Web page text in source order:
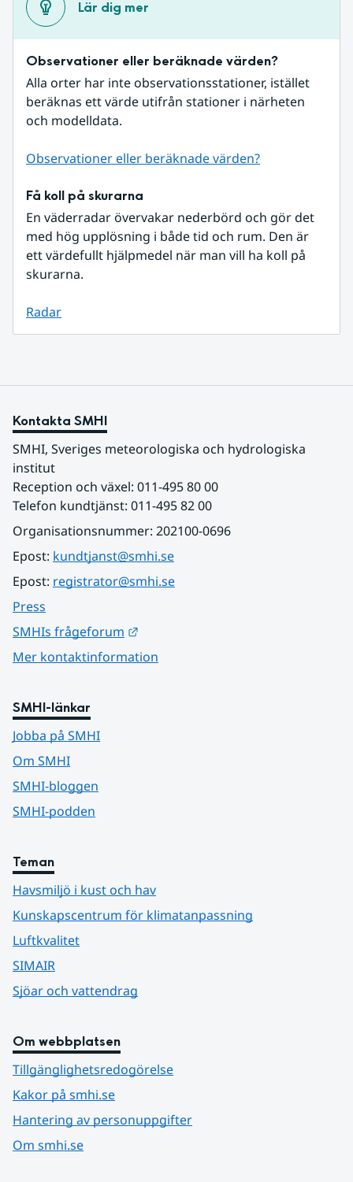
Lär dig mer
Observationer eller beräknade värden?
Alla orter har inte observationsstationer, istället
beräknas ett värde utifrån stationer i närheten
och modelldata.
Observationer eller beräknade värden?
Få koll på skurarna
En väderradar övervakar nederbörd och gör det
med hög upplösning i både tid och rum. Den är
ett värdefullt hjälpmedel när man vill ha koll på
skurarna.
Radar
Kontakta SMHI
SMHI, Sveriges meteorologiska och hydrologiska
institut
Reception och växel: 011-495 80 00
Telefon kundtjänst: 011-495 82 00
Organisationsnummer: 202100-0696
Epost: kundtjanst@smhi.se
Epost: registrator@smhi.se
Press
SMHIs frågeforum
Mer kontaktinformation
SMHI-länkar
Jobba på SMHI
Om SMHI
SMHI-bloggen
SMHI-podden
Teman
Havsmiljö i kust och hav
Kunskapscentrum för klimatanpassning
Luftkvalitet
SIMAIR
Sjöar och vattendrag
Om webbplatsen
Tillgänglighetsredogörelse
Kakor på smhi.se
Hantering av personuppgifter
Om smhi.se